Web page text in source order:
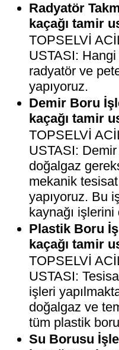
Radyatör
kaçağı tamir
TOPSELVİ
USTASI:
radyatör ve
yapıyoruz.
Demir Boru
kaçağı tamir
TOPSELVİ
USTASI:
doğalgaz
mekanik
yapıyoruz. Bu
kaynağı işlerini
Plastik Boru
kaçağı tamir
TOPSELVİ
USTASI:
işleri
doğalgaz ve
tüm plastik
Su Borusu